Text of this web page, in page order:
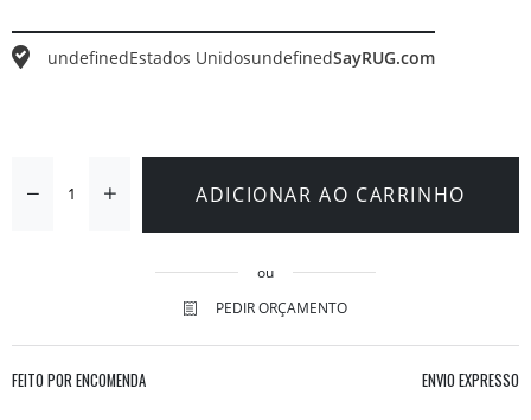
undefinedEstados UnidosundefinedSayRUG.com
ADICIONAR AO CARRINHO
ou
PEDIR ORÇAMENTO
FEITO POR ENCOMENDA ENVIO EXPRESSO